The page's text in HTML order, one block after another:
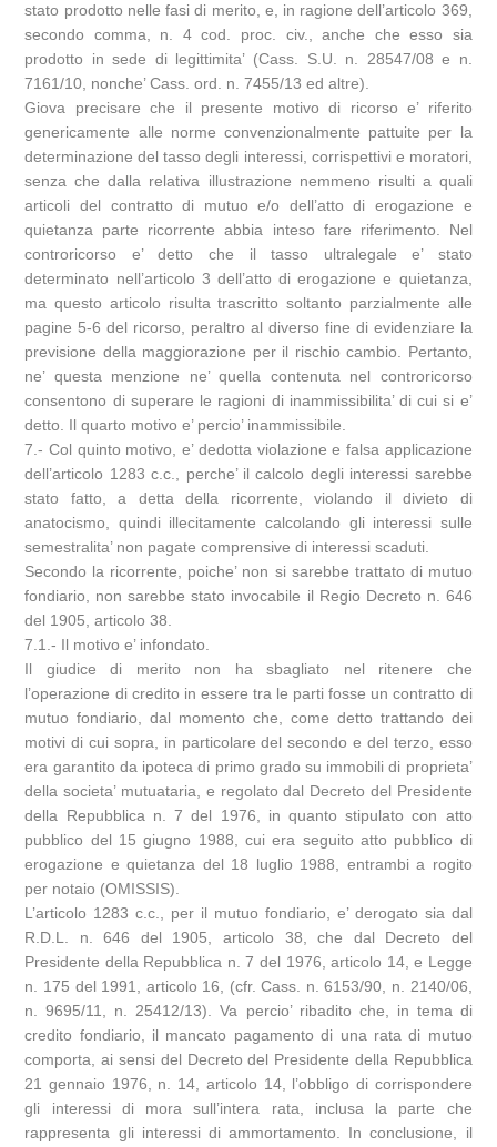
stato prodotto nelle fasi di merito, e, in ragione dell’articolo 369,
secondo comma, n. 4 cod. proc. civ., anche che esso sia
prodotto in sede di legittimita’ (Cass. S.U. n. 28547/08 e n.
7161/10, nonche’ Cass. ord. n. 7455/13 ed altre).
Giova precisare che il presente motivo di ricorso e’ riferito
genericamente alle norme convenzionalmente pattuite per la
determinazione del tasso degli interessi, corrispettivi e moratori,
senza che dalla relativa illustrazione nemmeno risulti a quali
articoli del contratto di mutuo e/o dell’atto di erogazione e
quietanza parte ricorrente abbia inteso fare riferimento. Nel
controricorso e’ detto che il tasso ultralegale e’ stato
determinato nell’articolo 3 dell’atto di erogazione e quietanza,
ma questo articolo risulta trascritto soltanto parzialmente alle
pagine 5-6 del ricorso, peraltro al diverso fine di evidenziare la
previsione della maggiorazione per il rischio cambio. Pertanto,
ne’ questa menzione ne’ quella contenuta nel controricorso
consentono di superare le ragioni di inammissibilita’ di cui si e’
detto. Il quarto motivo e’ percio’ inammissibile.
7.- Col quinto motivo, e’ dedotta violazione e falsa applicazione
dell’articolo 1283 c.c., perche’ il calcolo degli interessi sarebbe
stato fatto, a detta della ricorrente, violando il divieto di
anatocismo, quindi illecitamente calcolando gli interessi sulle
semestralita’ non pagate comprensive di interessi scaduti.
Secondo la ricorrente, poiche’ non si sarebbe trattato di mutuo
fondiario, non sarebbe stato invocabile il Regio Decreto n. 646
del 1905, articolo 38.
7.1.- Il motivo e’ infondato.
Il giudice di merito non ha sbagliato nel ritenere che
l’operazione di credito in essere tra le parti fosse un contratto di
mutuo fondiario, dal momento che, come detto trattando dei
motivi di cui sopra, in particolare del secondo e del terzo, esso
era garantito da ipoteca di primo grado su immobili di proprieta’
della societa’ mutuataria, e regolato dal Decreto del Presidente
della Repubblica n. 7 del 1976, in quanto stipulato con atto
pubblico del 15 giugno 1988, cui era seguito atto pubblico di
erogazione e quietanza del 18 luglio 1988, entrambi a rogito
per notaio (OMISSIS).
L’articolo 1283 c.c., per il mutuo fondiario, e’ derogato sia dal
R.D.L. n. 646 del 1905, articolo 38, che dal Decreto del
Presidente della Repubblica n. 7 del 1976, articolo 14, e Legge
n. 175 del 1991, articolo 16, (cfr. Cass. n. 6153/90, n. 2140/06,
n. 9695/11, n. 25412/13). Va percio’ ribadito che, in tema di
credito fondiario, il mancato pagamento di una rata di mutuo
comporta, ai sensi del Decreto del Presidente della Repubblica
21 gennaio 1976, n. 14, articolo 14, l’obbligo di corrispondere
gli interessi di mora sull’intera rata, inclusa la parte che
rappresenta gli interessi di ammortamento. In conclusione, il